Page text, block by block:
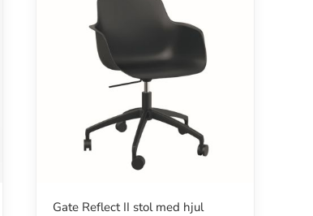
Gate Reflect II stol med hjul